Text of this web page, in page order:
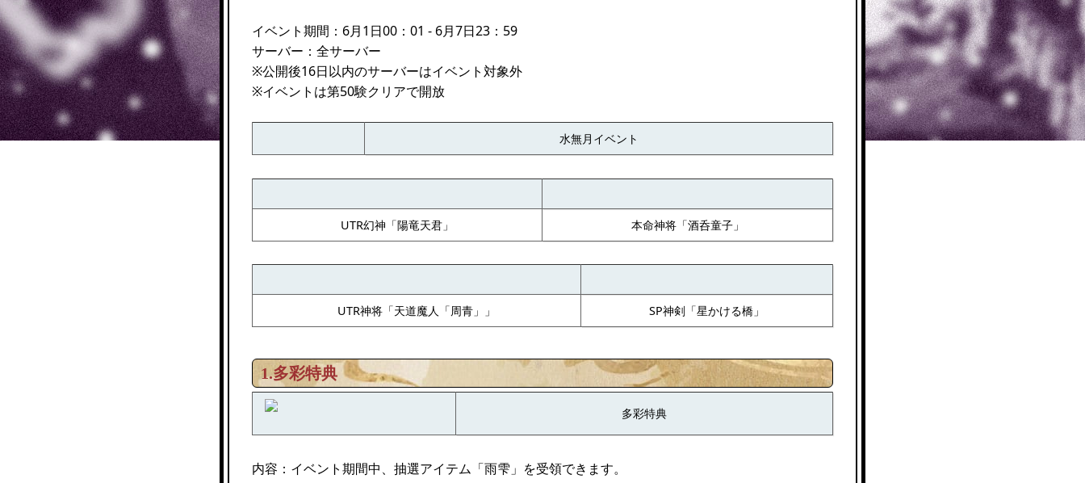
イベント期間：6月1日00：01 - 6月7日23：59
サーバー：全サーバー
※公開後16日以内のサーバーはイベント対象外
※イベントは第50験クリアで開放
水無月イベント
UTR幻神「陽竜天君」 本命神将「酒呑童子」
UTR神将「天道魔人「周青」」 SP神剣「星かける橋」
1.多彩特典
多彩特典
内容：イベント期間中、抽選アイテム「雨雫」を受領できます。